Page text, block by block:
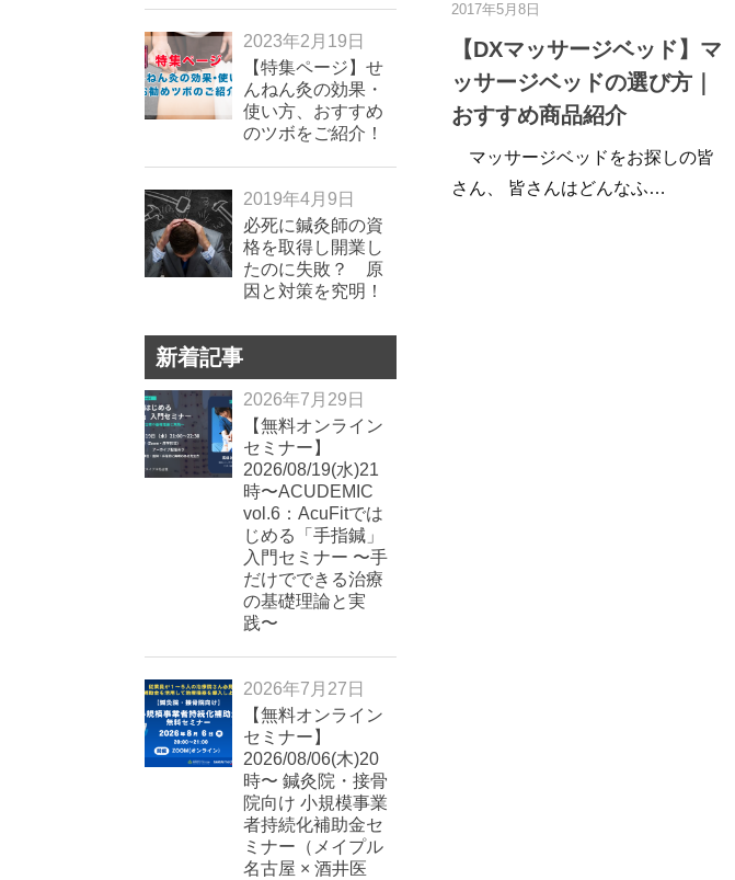
2017年5月8日
【DXマッサージベッド】マ
ッサージベッドの選び方｜
おすすめ商品紹介
マッサージベッドをお探しの皆
さん、 皆さんはどんなふ…
2023年2月19日
【特集ページ】せ
んねん灸の効果・
使い方、おすすめ
のツボをご紹介！
2019年4月9日
必死に鍼灸師の資
格を取得し開業し
たのに失敗？ 原
因と対策を究明！
新着記事
2026年7月29日
【無料オンライン
セミナー】
2026/08/19(水)21
時〜ACUDEMIC
vol.6：AcuFitでは
じめる「手指鍼」
入門セミナー 〜手
だけでできる治療
の基礎理論と実
践〜
2026年7月27日
【無料オンライン
セミナー】
2026/08/06(木)20
時〜 鍼灸院・接骨
院向け 小規模事業
者持続化補助金セ
ミナー（メイプル
名古屋 × 酒井医